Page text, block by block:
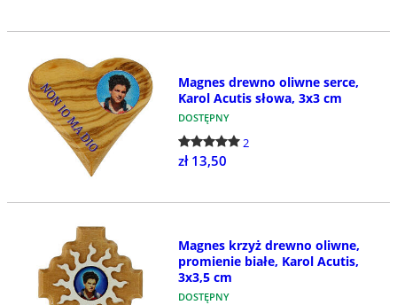
Magnes drewno oliwne serce,
Karol Acutis słowa, 3x3 cm
DOSTĘPNY
2
zł 13,50
Magnes krzyż drewno oliwne,
promienie białe, Karol Acutis,
3x3,5 cm
DOSTĘPNY